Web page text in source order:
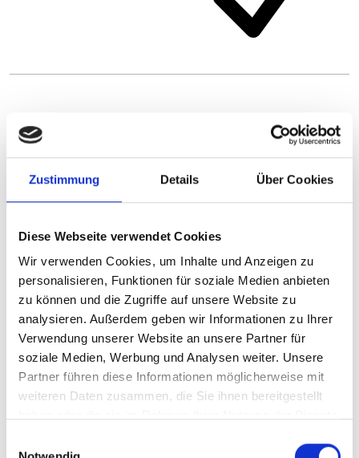
Zustimmung Details Über Cookies
Diese Webseite verwendet Cookies
Wir verwenden Cookies, um Inhalte und Anzeigen zu
personalisieren, Funktionen für soziale Medien anbieten
zu können und die Zugriffe auf unsere Website zu
analysieren. Außerdem geben wir Informationen zu Ihrer
Verwendung unserer Website an unsere Partner für
soziale Medien, Werbung und Analysen weiter. Unsere
Partner führen diese Informationen möglicherweise mit
weiteren Daten zusammen, die Sie ihnen bereitgestellt
Brauchst du ein
Ersatzteil?